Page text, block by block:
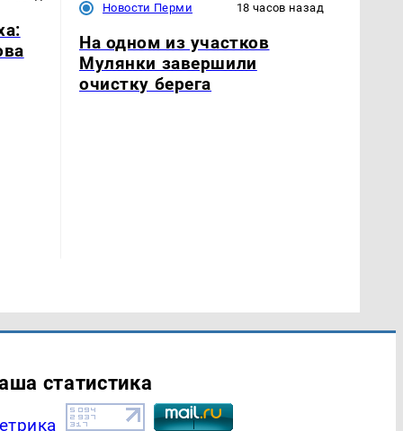
Новости Перми 18 часов назад
На одном из участков
Мулянки завершили
очистку берега
статистика